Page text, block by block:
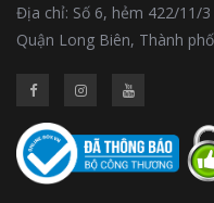
Địa chỉ: Số 6, hẻm 422/11/
Quận Long Biên, Thành